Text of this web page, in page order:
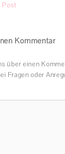
Post
Kommentar
über einen
Fragen oder